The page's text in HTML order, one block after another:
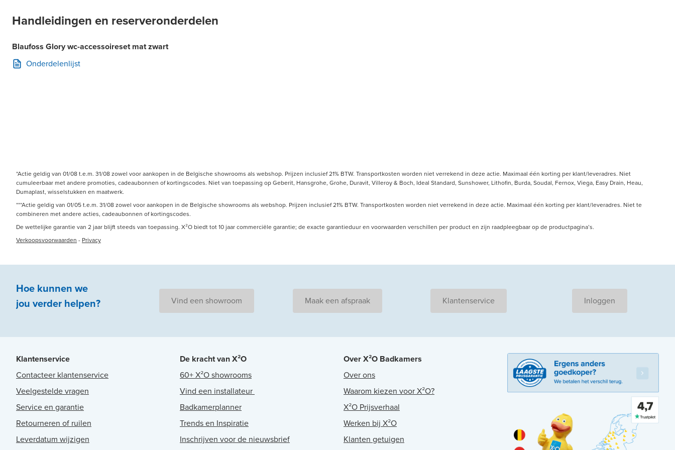
Handleidingen en reserveronderdelen
Blaufoss Glory wc-accessoireset mat zwart
Onderdelenlijst
*Actie geldig van 01/08 t.e.m. 31/08 zowel voor aankopen in de Belgische showrooms als webshop. Prijzen inclusief 21% BTW. Transportkosten worden niet verrekend in deze actie. Maximaal één korting per klant/leveradres. Niet
cumuleerbaar met andere promoties, cadeaubonnen of kortingscodes. Niet van toepassing op Geberit, Hansgrohe, Grohe, Duravit, Villeroy & Boch, Ideal Standard, Sunshower, Lithofin, Burda, Soudal, Fernox, Viega, Easy Drain, Heau,
Dumaplast, wisselstukken en maatwerk.
***Actie geldig van 01/05 t.e.m. 31/08 zowel voor aankopen in de Belgische showrooms als webshop. Prijzen inclusief 21% BTW. Transportkosten worden niet verrekend in deze actie. Maximaal één korting per klant/leveradres. Niet te
combineren met andere acties, cadeaubonnen of kortingscodes.
De wettelijke garantie van 2 jaar blijft steeds van toepassing. X²O biedt tot 10 jaar commerciële garantie; de exacte garantieduur en voorwaarden verschillen per product en zijn raadpleegbaar op de productpagina’s.
Verkoopsvoorwaarden - Privacy
Hoe kunnen we
jou verder helpen? Vind een showroom Maak een afspraak Klantenservice Inloggen
Klantenservice
Contacteer klantenservice
Veelgestelde vragen
Service en garantie
Retourneren of ruilen
Leverdatum wijzigen
De kracht van X²O
60+ X²O showrooms
Vind een installateur
Badkamerplanner
Trends en Inspiratie
Inschrijven voor de nieuwsbrief
Over X²O Badkamers
Over ons
Waarom kiezen voor X²O?
X²O Prijsverhaal
Werken bij X²O
Klanten getuigen